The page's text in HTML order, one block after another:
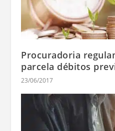
Procuradoria
parcela débitos
23/06/2017